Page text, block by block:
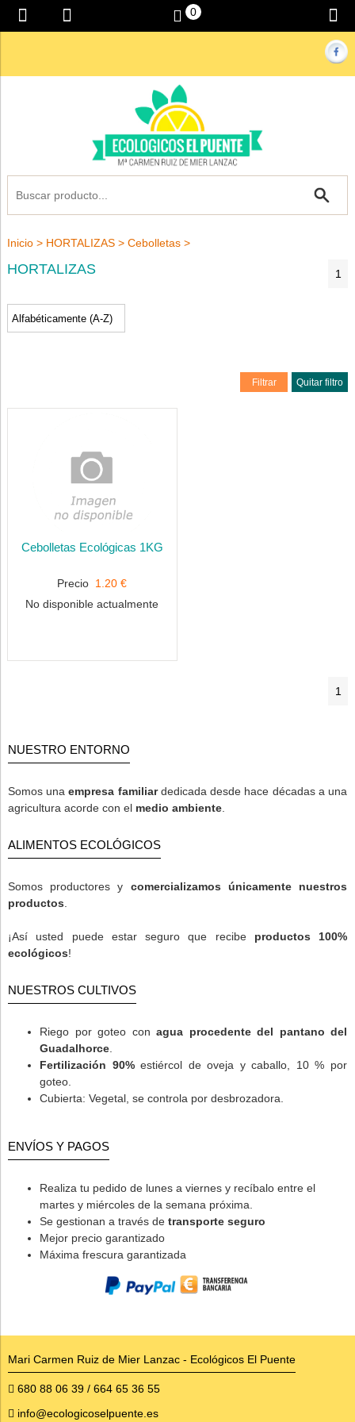
0
Inicio> HORTALIZAS> Cebolletas>
HORTALIZAS 1
Filtrar Quitar filtro
Cebolletas Ecológicas 1KG
Precio 1.20 €
No disponible actualmente
1
NUESTRO ENTORNO
Somos unaempresa familiardedicada desde hace décadas a una
agricultura acorde con el medio ambiente
ALIMENTOS ECOLÓGICOS
Somos productores y comercializamos únicamente nuestros
productos
¡Así usted puede estar seguro que recibe productos 100%
ecológicos!
NUESTROS CULTIVOS
Riego por goteo con agua procedente del pantano del
Guadalhorce
Fertilización 90%estiércol de oveja y caballo, 10 % por
goteo.
Cubierta: Vegetal, se controla por desbrozadora.
ENVÍOS Y PAGOS
Realiza tu pedido de lunes a viernes y recíbalo entre el
martes y miércoles de la semana próxima.
Se gestionan a través de transporte seguro
Mejor precio garantizado
Máxima frescura garantizada
Mari Carmen Ruiz de Mier Lanzac - Ecológicos El Puente
680 88 06 39 / 664 65 36 55
info@ecologicoselpuente.es